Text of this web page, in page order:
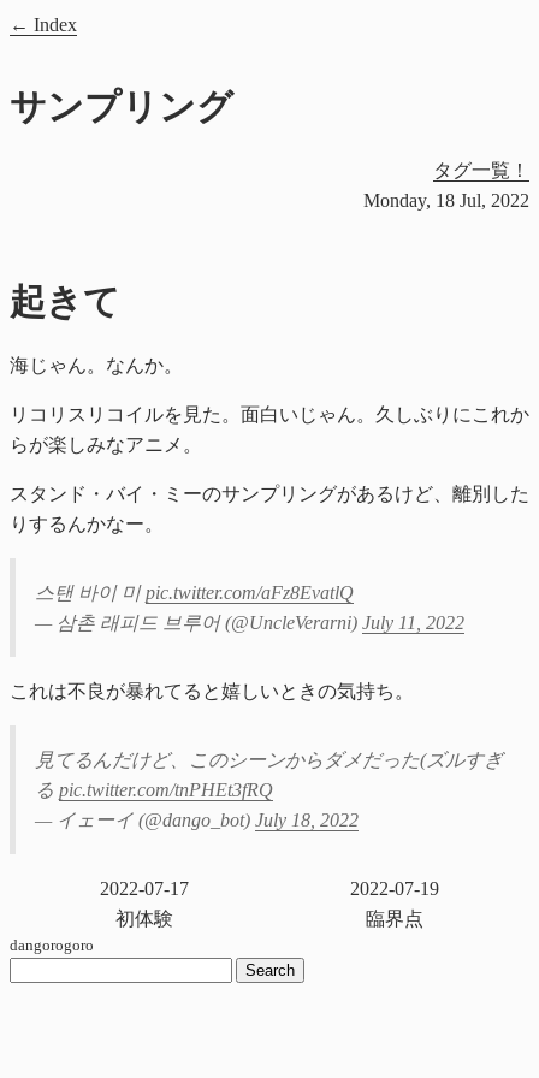
Index
サンプリング
タグ一覧！
Monday, 18 Jul, 2022
起きて
海じゃん。なんか。
リコリスリコイルを見た。面白いじゃん。久しぶりにこれか
らが楽しみなアニメ。
スタンド・バイ・ミーのサンプリングがあるけど、離別した
りするんかなー。
스탠 바이 미pic.twitter.com/aFz8EvatlQ
— 삼촌 래피드 브루어 (@UncleVerarni) July 11, 2022
これは不良が暴れてると嬉しいときの気持ち。
見てるんだけど、このシーンからダメだった(ズルすぎ
る pic.twitter.com/tnPHEt3fRQ
— イェーイ (@dango_bot) July 18, 2022
2022-07-17
初体験
2022-07-19
臨界点
dangorogoro